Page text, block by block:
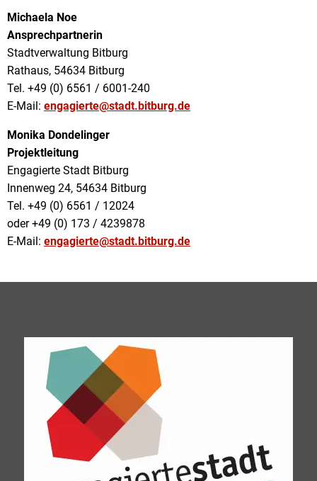
Michaela Noe
Ansprechpartnerin
Stadtverwaltung Bitburg
Rathaus, 54634 Bitburg
Tel. +49 (0) 6561 / 6001-240
E-Mail: engagierte@stadt.bitburg.de
Monika Dondelinger
Projektleitung
Engagierte Stadt Bitburg
Innenweg 24, 54634 Bitburg
Tel. +49 (0) 6561 / 12024
oder +49 (0) 173 / 4239878
E-Mail: engagierte@stadt.bitburg.de